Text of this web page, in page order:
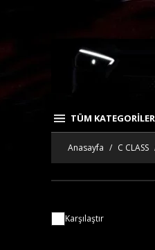
TÜM KATEGORİLER
Anasayfa C CLASS
Karşılaştır